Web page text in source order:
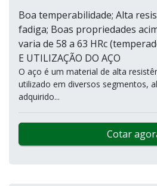
Boa temperabilidade; Alta
fadiga; Boas propriedades
varia de 58 a 63 HRc
E UTILIZAÇÃO DO AÇO
O aço é um material de alta
utilizado em diversos segmentos,
adquirido...
Cotar